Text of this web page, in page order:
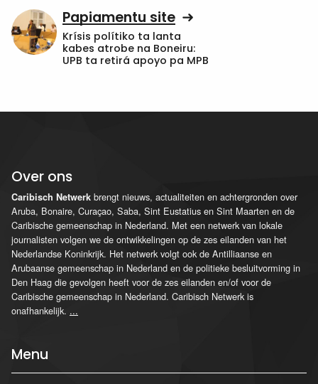
Papiamentu site
Krísis polítiko ta lanta
kabes atrobe na Boneiru:
UPB ta retirá apoyo pa MPB
Over ons
Caribisch Netwerk brengt nieuws, actualiteiten en achtergronden over
Aruba, Bonaire, Curaçao, Saba, Sint Eustatius en Sint Maarten en de
Caribische gemeenschap in Nederland. Met een netwerk van lokale
journalisten volgen we de ontwikkelingen op de zes eilanden van het
Nederlandse Koninkrijk. Het netwerk volgt ook de Antilliaanse en
Arubaanse gemeenschap in Nederland en de politieke besluitvorming in
Den Haag die gevolgen heeft voor de zes eilanden en/of voor de
Caribische gemeenschap in Nederland. Caribisch Netwerk is
onafhankelijk. ...
Menu